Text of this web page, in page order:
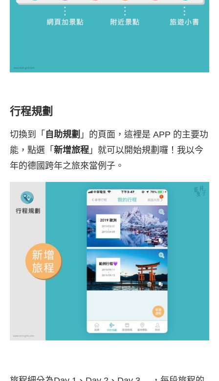
行程規劃
切換到「 自助規劃 」的頁面，這裡是 APP 的主要功
能，點選「 新增旅程 」就可以開始規劃囉！我以今
年的德國跨年之旅來當例子。